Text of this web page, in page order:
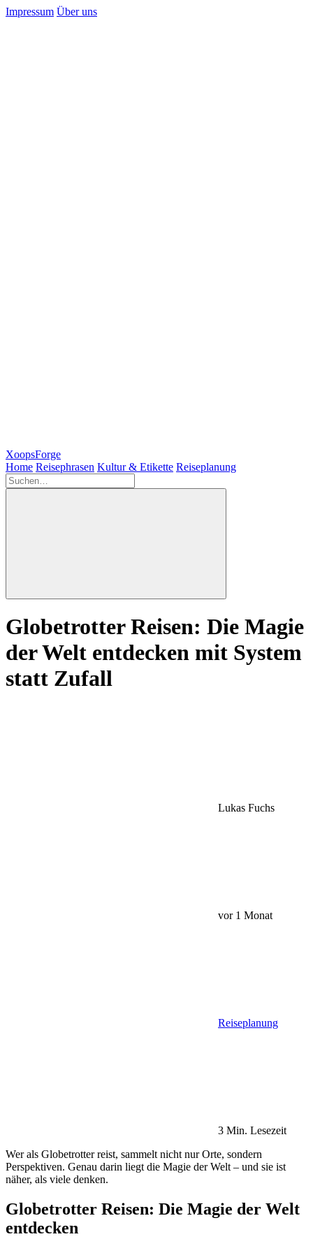
Impressum Über uns
XoopsForge
Home Reisephrasen Kultur & Etikette Reiseplanung
Globetrotter Reisen: Die Magie
der Welt entdecken mit System
statt Zufall
Lukas Fuchs
vor 1 Monat
Reiseplanung
3 Min. Lesezeit
Wer als Globetrotter reist, sammelt nicht nur Orte, sondern
Perspektiven. Genau darin liegt die Magie der Welt – und sie ist
näher, als viele denken.
Globetrotter Reisen: Die Magie der Welt
entdecken